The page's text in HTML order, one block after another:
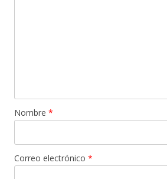
Nombre *
Correo electrónico *